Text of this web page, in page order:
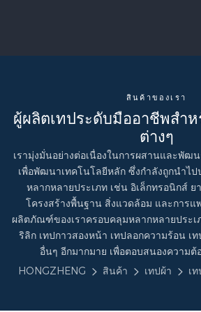
สินค้าของเรา
ผู้ผลิตเทประดับมืออาชีพสำ
ต่างๆ
เรามุ่งมั่นอย่างต่อเนื่องในการผสานและพัฒ
เพื่อพัฒนาเทคโนโลยีหลัก ซึ่งกำลังถูกนำไป
หลากหลายประเภท เช่น อิเล็กทรอนิกส์
โครงสร้างพื้นฐาน สิ่งแวดล้อม และการแ
ผลิตภัณฑ์ของเราครอบคลุมหลากหลายประเ
ริลิก เทปกาวสองหน้า เทปลอกความร้อน เ
อื่นๆ อีกมากมาย เพื่อตอบสนองความ
HONGZHENG
สินค้า เทปผ้า เ